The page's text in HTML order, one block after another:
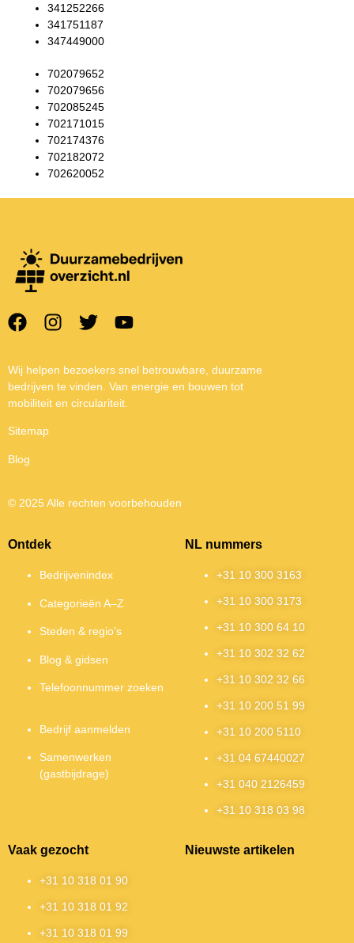
341252266
341751187
347449000
702079652
702079656
702085245
702171015
702174376
702182072
702620052
Wij helpen bezoekers snel betrouwbare, duurzame
bedrijven te vinden. Van energie en bouwen tot
mobiliteit en circulariteit.
Sitemap
Blog
© 2025 Alle rechten voorbehouden
Ontdek
Bedrijvenindex
Categorieën A–Z
Steden & regio’s
Blog & gidsen
Telefoonnummer zoeken
Bedrijf aanmelden
Samenwerken
(gastbijdrage)
NL nummers
+31 10 300 3163
+31 10 300 3173
+31 10 300 64 10
+31 10 302 32 62
+31 10 302 32 66
+31 10 200 51 99
+31 10 200 5110
+31 04 67440027
+31 040 2126459
+31 10 318 03 98
Vaak gezocht
+31 10 318 01 90
+31 10 318 01 92
+31 10 318 01 99
Nieuwste artikelen